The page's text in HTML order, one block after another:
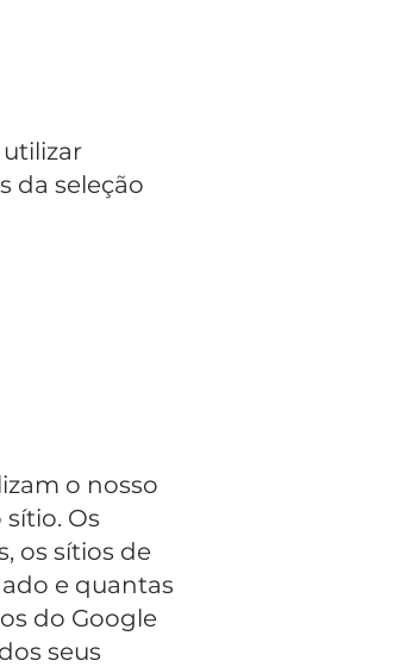
da seleção
o nosso
Os
os sítios de
e quantas
do Google
seus